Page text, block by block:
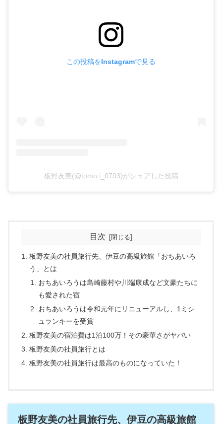
この投稿をInstagramで見る
板野友美(@tomo.i_0703)がシェアした投稿
目次
板野友美の社員旅行先、伊豆の高級旅館「おちあいろ
う」とは
おちあいろうは島崎藤村や川端康成など文豪たちに
も愛された宿
おちあいろうは令和元年にリニューアルし、1ミシ
ュランキーを受賞
板野友美の宿泊費は1泊100万！その豪華さがヤバい
板野友美の社員旅行とは
板野友美の社員旅行は最高のものになっていた！
板野友美の社員旅行先、伊豆の高級旅館